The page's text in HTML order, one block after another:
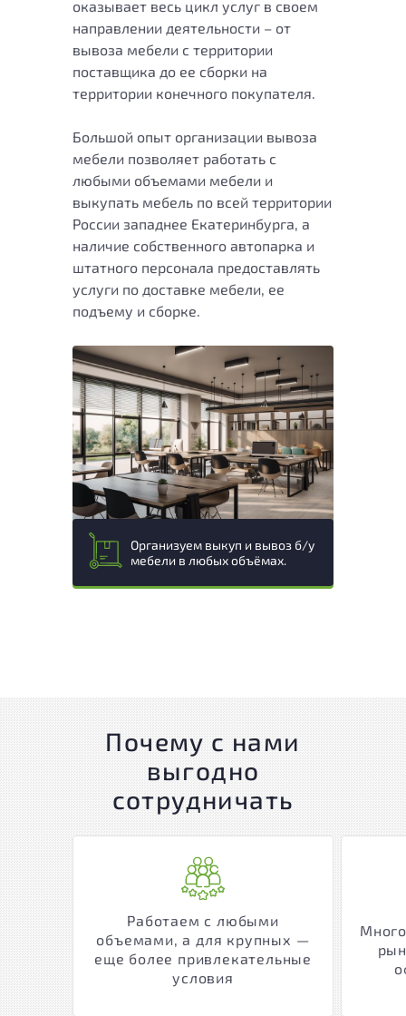
оказывает весь цикл услуг в своем
направлении деятельности – от
вывоза мебели с территории
поставщика до ее сборки на
территории конечного покупателя.
Большой опыт организации вывоза
мебели позволяет работать с
любыми объемами мебели и
выкупать мебель по всей территории
России западнее Екатеринбурга, а
наличие собственного автопарка и
штатного персонала предоставлять
услуги по доставке мебели, ее
подъему и сборке.
Организуем выкуп и вывоз б/у
мебели в любых объёмах.
Почему с нами
выгодно
сотрудничать
Работаем с любыми
объемами, а для крупных —
еще более привлекательные
условия